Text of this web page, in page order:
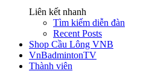
Liên kết nhanh
Tìm kiếm diễn đàn
Recent Posts
Shop Cầu Lông VNB
VnBadmintonTV
Thành viên